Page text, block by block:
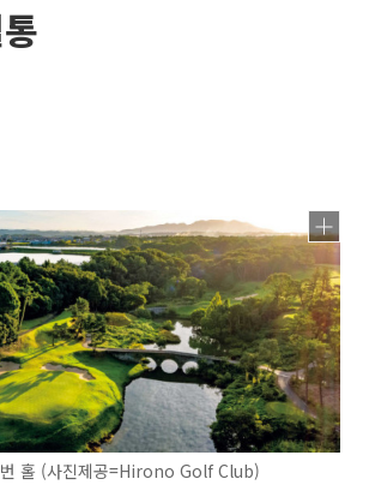
홀 (사진제공=Hirono Golf Club)